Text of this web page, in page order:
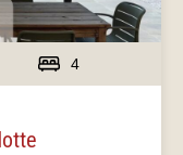
4